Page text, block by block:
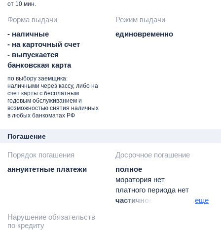
от 10 мин.
Форма выдачи
- наличные
- на карточный счет
- выпускается
банковская карта
по выбору заемщика:
наличными через кассу, либо на
счет карты с бесплатным
годовым обслуживанием и
возможностью снятия наличных
в любых банкоматах РФ
Режим выдачи
единовременно
Погашение
Порядок погашения
аннуитетные платежи
Досрочное погашение
полное
моратория нет
платного периода нет
частичное
еще
Нарушение обязательств
по кредиту